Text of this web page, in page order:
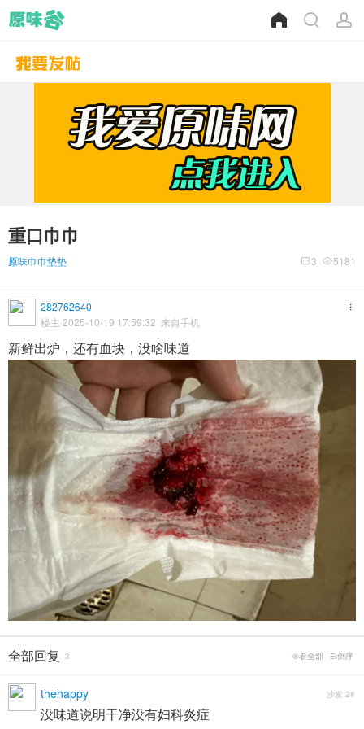
重口巾巾
原味巾巾垫垫 5181
3
282762640
楼主 2025-10-19 17:59:32 来自手机
新鲜出炉，还有血块，没啥味道
全部回复 3 倒序
看全部
thehappy 沙发 2#
没味道说明干净没有妇科炎症